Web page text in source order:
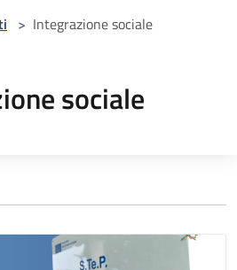
> Integrazione sociale
sociale